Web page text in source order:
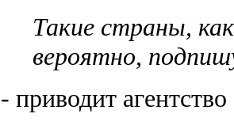
Такие страны,
вероятно,
- приводит